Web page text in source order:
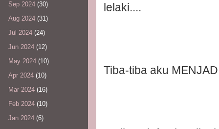
lelaki....
Tiba-tiba aku
Sep 2024 (30)
Aug 2024 (31)
Jul 2024 (24)
Jun 2024 (12)
May 2024 (10)
Apr 2024 (10)
Mar 2024 (16)
Feb 2024 (10)
Jan 2024 (6)